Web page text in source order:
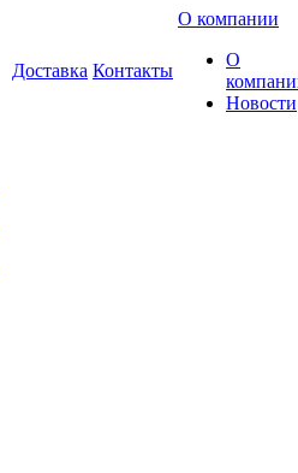
Доставка Контакты
О компании
О
Новости